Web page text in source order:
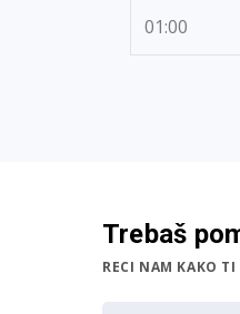
01:00
Trebaš
RECI NAM KAKO